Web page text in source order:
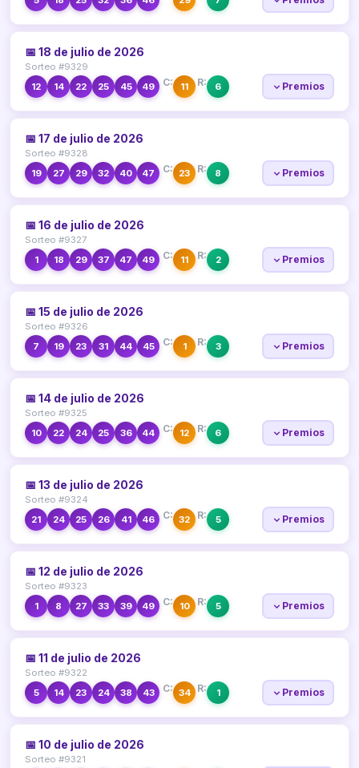
📅 18 de julio de 2026
Sorteo #9329
12
14 22 25 45 49 C: 11 R: 6 Premios
📅 17 de julio de 2026
Sorteo #9328
19
27 29 32 40 47 C: 23 R: 8 Premios
📅 16 de julio de 2026
Sorteo #9327
1
18 29 37 47 49 C: 11 R: 2 Premios
📅 15 de julio de 2026
Sorteo #9326
7
19 23 31 44 45 C: 1 R: 3 Premios
📅 14 de julio de 2026
Sorteo #9325
10
22 24 25 36 44 C: 12 R: 6 Premios
📅 13 de julio de 2026
Sorteo #9324
21
24 25 26 41 46 C: 32 R: 5 Premios
📅 12 de julio de 2026
Sorteo #9323
1
8 27 33 39 49 C: 10 R: 5 Premios
📅 11 de julio de 2026
Sorteo #9322
5
14 23 24 38 43 C: 34 R: 1 Premios
📅 10 de julio de 2026
Sorteo #9321